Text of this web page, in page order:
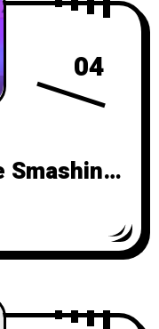
04
Smashing
たシング
開！